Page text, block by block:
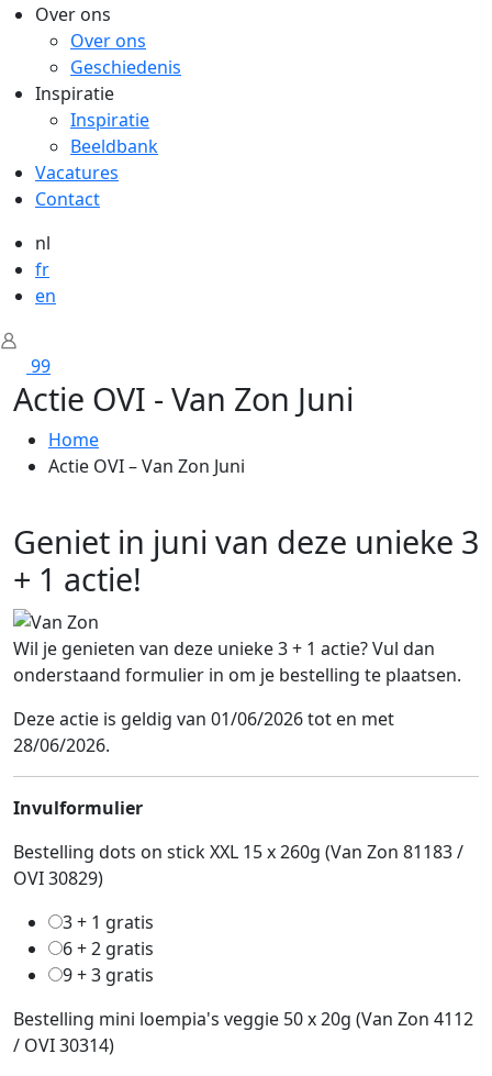
Over ons
Over ons
Geschiedenis
Inspiratie
Inspiratie
Beeldbank
Vacatures
Contact
nl
fr
en
99
Actie OVI - Van Zon Juni
Home
Actie OVI – Van Zon Juni
Geniet in juni van deze unieke 3
+ 1 actie!
Wil je genieten van deze unieke 3 + 1 actie? Vul dan
onderstaand formulier in om je bestelling te plaatsen.
Deze actie is geldig van 01/06/2026 tot en met
28/06/2026.
Invulformulier
Bestelling dots on stick XXL 15 x 260g (Van Zon 81183 /
OVI 30829)
3 + 1 gratis
6 + 2 gratis
9 + 3 gratis
Bestelling mini loempia's veggie 50 x 20g (Van Zon 4112
/ OVI 30314)